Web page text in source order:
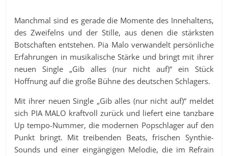
Manchmal sind es gerade die Momente des Innehaltens,
des Zweifelns und der Stille, aus denen die stärksten
Botschaften entstehen. Pia Malo verwandelt persönliche
Erfahrungen in musikalische Stärke und bringt mit ihrer
neuen Single „Gib alles (nur nicht auf)“ ein Stück
Hoffnung auf die große Bühne des deutschen Schlagers.
Mit ihrer neuen Single „Gib alles (nur nicht auf)“ meldet
sich PIA MALO kraftvoll zurück und liefert eine tanzbare
Up tempo-Nummer, die modernen Popschlager auf den
Punkt bringt. Mit treibenden Beats, frischen Synthie-
Sounds und einer eingängigen Melodie, die im Refrain